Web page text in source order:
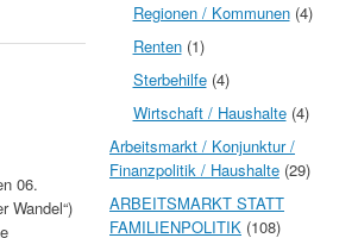
06.
Wandel“)
Regionen / Kommunen(4)
Renten(1)
Sterbehilfe(4)
Wirtschaft / Haushalte(4)
Arbeitsmarkt / Konjunktur /
Finanzpolitik / Haushalte (29)
ARBEITSMARKT STATT
FAMILIENPOLITIK (108)